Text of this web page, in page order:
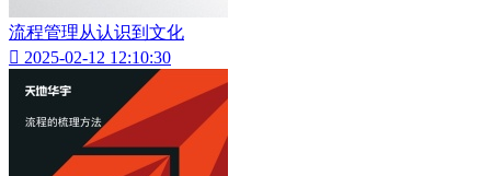
流程管理从认识到文化
 2025-02-12 12:10:30